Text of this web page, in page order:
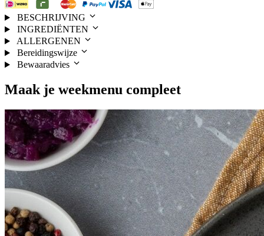
BESCHRIJVING
INGREDIËNTEN
ALLERGENEN
Bereidingswijze
Bewaaradvies
Maak je weekmenu compleet